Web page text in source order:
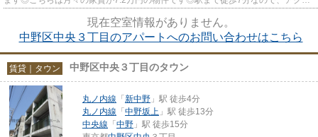
現在空室情報がありません。
中野区中央３丁目のアパートへのお問い合わせはこちら
賃貸｜タウン 中野区中央３丁目のタウン
丸ノ内線 「 新中野 」駅 徒歩4分
丸ノ内線 「 中野坂上 」駅 徒歩13分
中央線 「 中野 」駅 徒歩15分